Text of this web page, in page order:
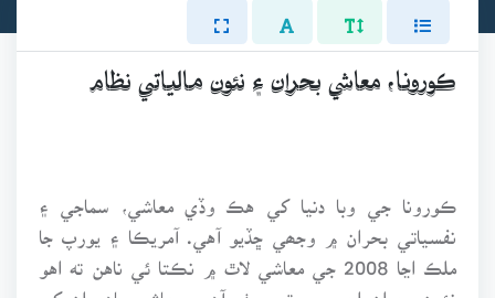
ڪورونا، معاشي بحران ۽ نئون مالياتي نظام
ڪورونا جي وبا دنيا کي هڪ وڏي معاشي، سماجي ۽
نفسياتي بحران ۾ وجھي ڇڏيو آهي. آمريڪا ۽ يورپ جا
ملڪ اڃا 2008 جي معاشي لاٿ ۾ نڪتا ئي ناهن ته اهو
نئون بحران اچي سر تي بيٺو آهي. معاشي ماهر ان کي